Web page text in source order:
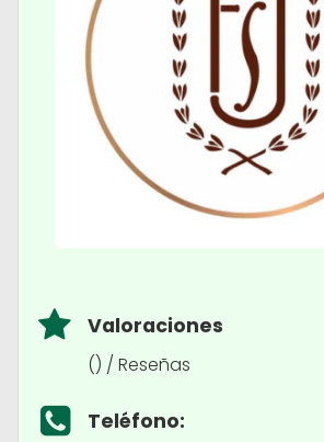
Valoraciones
() / Reseñas
Teléfono: